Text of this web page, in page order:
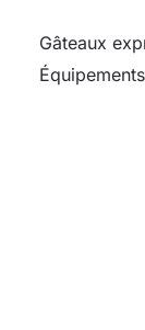
Gâteaux